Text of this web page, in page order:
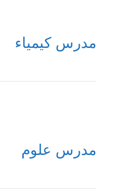
مدرس كيمياء
مدرس علوم